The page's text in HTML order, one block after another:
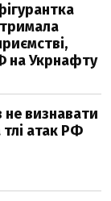
на Укрнафту
визнавати
атак РФ